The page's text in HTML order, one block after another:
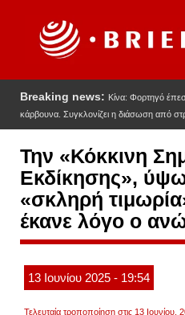
Breaking news: Κίνα: Φορτηγό
κάρβουνα. Συγκλονίζει η διάσωση από
Την «Κόκκινη
Εκδίκησης»,
«σκληρή
έκανε λόγο ο
13 Ιουνίου 2025 - 19:54
Τελευταία τροποποίηση στις 13 Ιουνίου,